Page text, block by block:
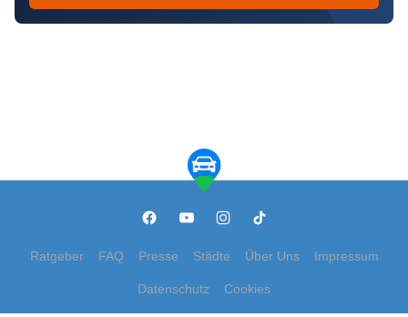
Ratgeber FAQ Presse Städte Über Uns Impressum
Datenschutz Cookies